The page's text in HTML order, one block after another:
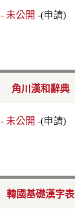
- 未公開 -(申請)
角川漢和辭典
- 未公開 -(申請)
韓國基礎漢字表